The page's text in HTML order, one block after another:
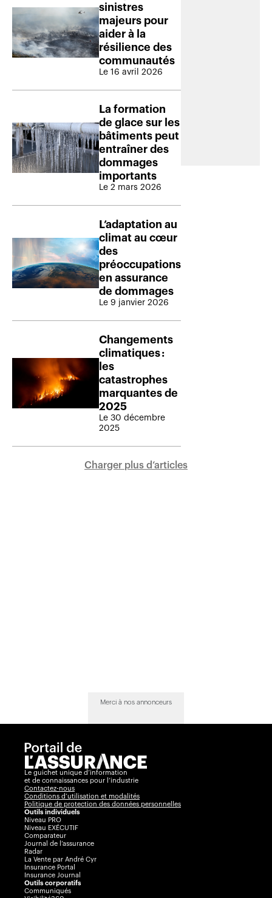
sinistres
majeurs pour
aider à la
résilience des
communautés
Le 16 avril 2026
La formation
de glace sur les
bâtiments peut
entraîner des
dommages
importants
Le 2 mars 2026
L’adaptation au
climat au cœur
des
préoccupations
en assurance
de dommages
Le 9 janvier 2026
Changements
climatiques :
les
catastrophes
marquantes de
2025
Le 30 décembre
2025
Charger plus d‘articles
Merci à nos annonceurs
Le guichet unique d’information
et de connaissances pour l’industrie
Contactez-nous
Conditions d’utilisation et modalités
Politique de protection des données personnelles
Outils individuels
Niveau PRO
Niveau EXÉCUTIF
Comparateur
Journal de l’assurance
Radar
La Vente par André Cyr
Insurance Portal
Insurance Journal
Outils corporatifs
Communiqués